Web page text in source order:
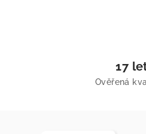
17
Ověřená